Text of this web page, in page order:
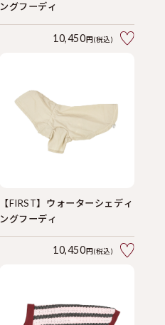
ングフーディ
10,450円(税込)
【FIRST】ウォーターシェディ
ングフーディ
10,450円(税込)